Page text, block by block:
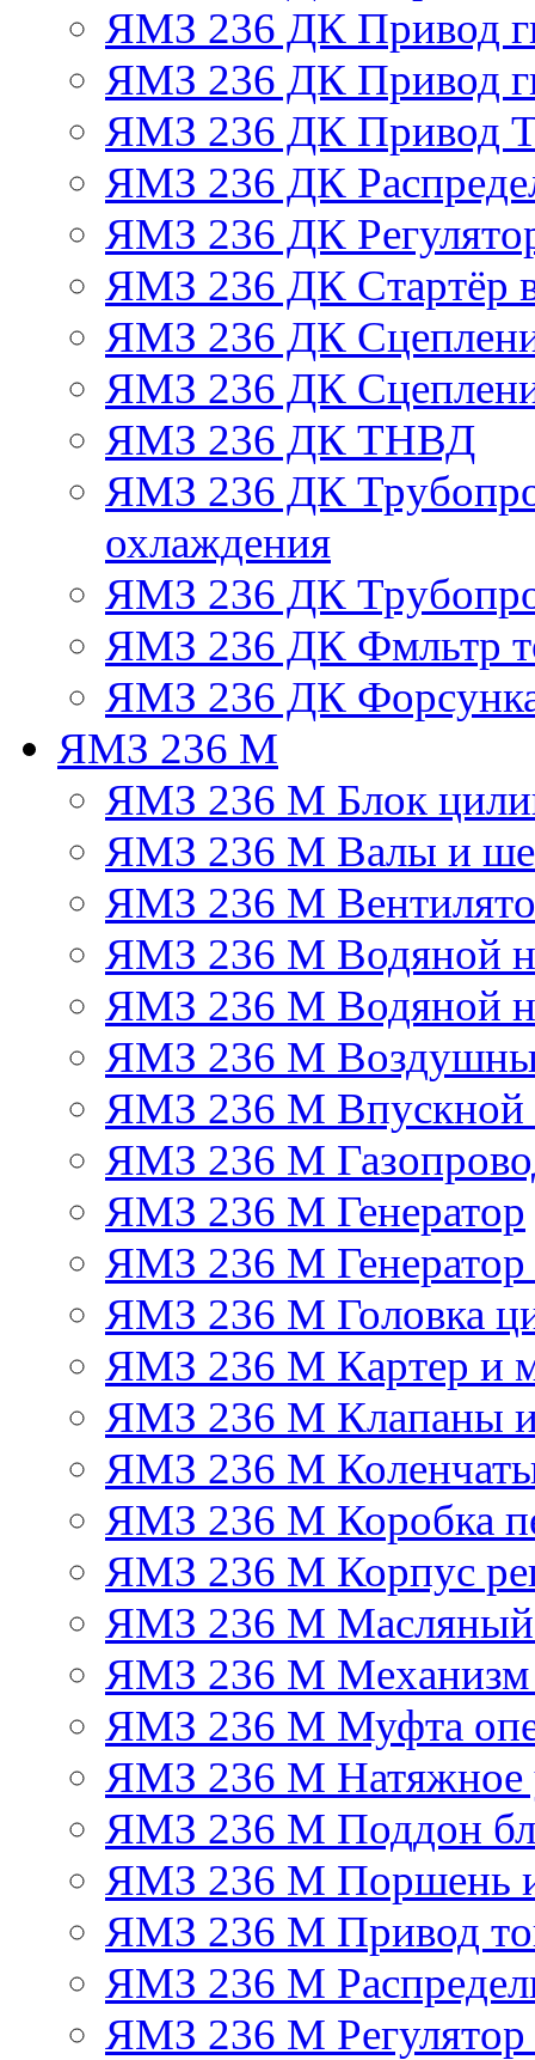
ЯМЗ 236 ДК Привод
ЯМЗ 236 ДК Привод
ЯМЗ 236 ДК Привод
ЯМЗ 236 ДК
ЯМЗ 236 ДК
ЯМЗ 236 ДК Стартёр
ЯМЗ 236 ДК
ЯМЗ 236 ДК
ЯМЗ 236 ДК ТНВД
ЯМЗ 236 ДК
охлаждения
ЯМЗ 236 ДК
ЯМЗ 236 ДК Фмльтр
ЯМЗ 236 ДК
ЯМЗ 236 М
ЯМЗ 236 М Блок
ЯМЗ 236 М Валы и
ЯМЗ 236 М
ЯМЗ 236 М Водяной
ЯМЗ 236 М Водяной
ЯМЗ 236 М
ЯМЗ 236 М Впускной
ЯМЗ 236 М
ЯМЗ 236 М Генератор
ЯМЗ 236 М Генератор
ЯМЗ 236 М Головка
ЯМЗ 236 М Картер и
ЯМЗ 236 М Клапаны и
ЯМЗ 236 М
ЯМЗ 236 М Коробка
ЯМЗ 236 М Корпус
ЯМЗ 236 М Масляный
ЯМЗ 236 М Механизм
ЯМЗ 236 М Муфта
ЯМЗ 236 М Натяжное
ЯМЗ 236 М Поддон
ЯМЗ 236 М Поршень
ЯМЗ 236 М Привод
ЯМЗ 236 М
ЯМЗ 236 М Регулятор